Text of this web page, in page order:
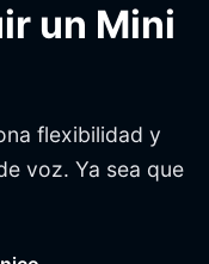
un Mini
flexibilidad y
voz. Ya sea que